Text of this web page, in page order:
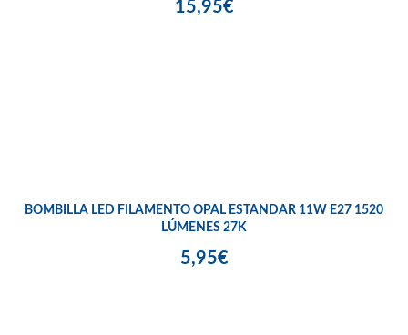
15,95€
BOMBILLA LED FILAMENTO OPAL ESTANDAR 11W E27 1520
LÚMENES 27K
5,95€